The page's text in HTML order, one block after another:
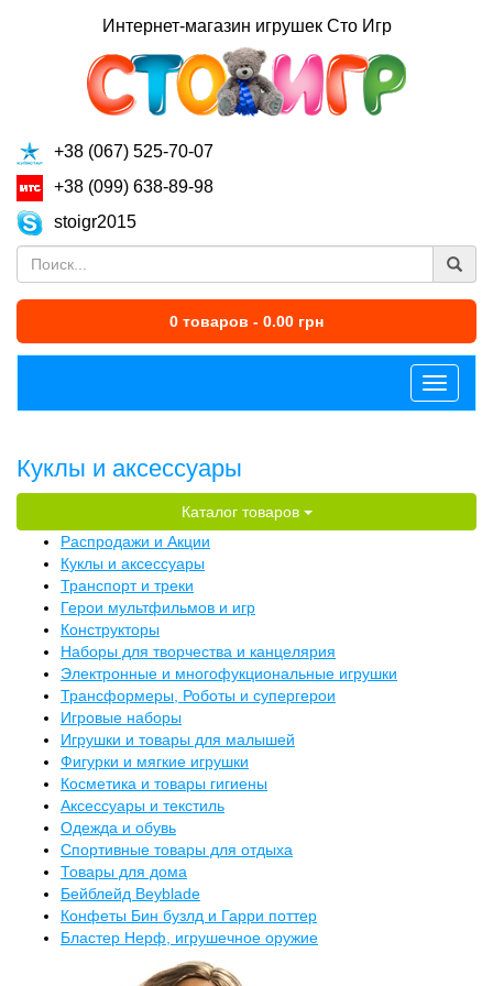
Интернет-магазин игрушек Сто Игр
+38 (067) 525-70-07
+38 (099) 638-89-98
stoigr2015
0 товаров - 0.00 грн
Меню
Куклы и аксессуары
Каталог товаров
Распродажи и Акции
Куклы и аксессуары
Транспорт и треки
Герои мультфильмов и игр
Конструкторы
Наборы для творчества и канцелярия
Электронные и многофукциональные игрушки
Трансформеры, Роботы и супергерои
Игровые наборы
Игрушки и товары для малышей
Фигурки и мягкие игрушки
Косметика и товары гигиены
Аксессуары и текстиль
Одежда и обувь
Спортивные товары для отдыха
Товары для дома
Бейблейд Beyblade
Конфеты Бин бузлд и Гарри поттер
Бластер Нерф, игрушечное оружие